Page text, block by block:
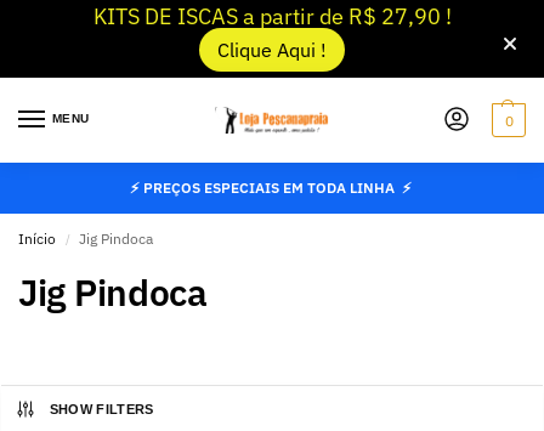
KITS DE ISCAS a partir de R$ 27,90 !
Clique Aqui !
MENU 0
⚡ PREÇOS ESPECIAIS EM TODA LINHA ⚡
Início / Jig Pindoca
Jig Pindoca
SHOW FILTERS